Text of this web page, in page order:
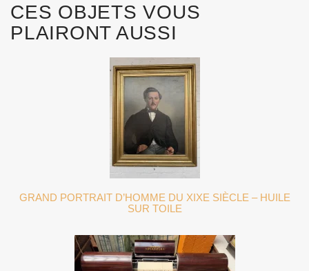
CES OBJETS VOUS
PLAIRONT AUSSI
GRAND PORTRAIT D’HOMME DU XIXE SIÈCLE – HUILE
SUR TOILE